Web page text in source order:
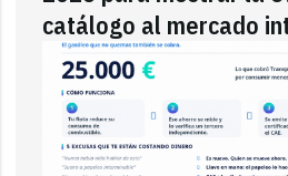
catálogo al mercado